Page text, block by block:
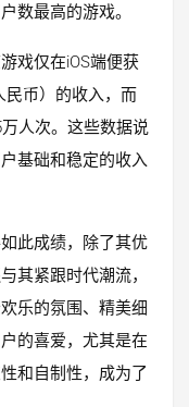
数最高的游戏。
戏仅在iOS端便获
民币）的收入，而
人次。这些数据说
基础和稳定的收入
此成绩，除了其优
其紧跟时代潮流，
乐的氛围、精美细
的喜爱，尤其是在
和自制性，成为了